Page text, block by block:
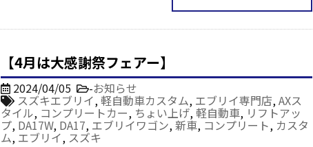
【4月は大感謝祭フェアー】
2024/04/05 -お知らせ
スズキエブリイ, 軽自動車カスタム, エブリイ専門店,AXス
タイル, コンプリートカー, ちょい上げ, 軽自動車, リフトアッ
プ, DA17W, DA17, エブリイワゴン,新車, コンプリート, カスタ
ム, エブリイ, スズキ